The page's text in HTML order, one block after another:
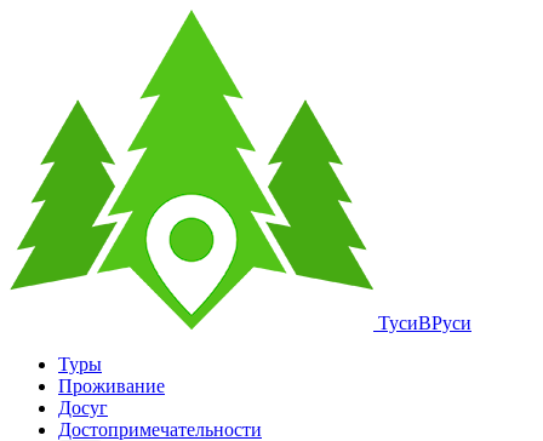
ТусиВРуси
Туры
Проживание
Досуг
Достопримечательности